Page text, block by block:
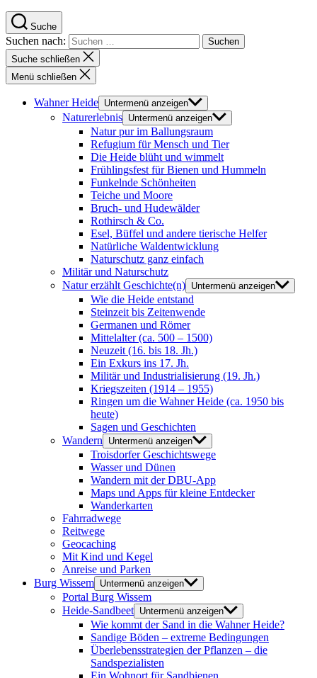
Suche
Suchen nach:
Suche schließen
Menü schließen
Wahner Heide Untermenü anzeigen
Naturerlebnis Untermenü anzeigen
Natur pur im Ballungsraum
Refugium für Mensch und Tier
Die Heide blüht und wimmelt
Frühlingsfest für Bienen und Hummeln
Funkelnde Schönheiten
Teiche und Moore
Bruch- und Hudewälder
Rothirsch & Co.
Esel, Büffel und andere tierische Helfer
Natürliche Waldentwicklung
Naturschutz ganz einfach
Militär und Naturschutz
Natur erzählt Geschichte(n) Untermenü anzeigen
Wie die Heide entstand
Steinzeit bis Zeitenwende
Germanen und Römer
Mittelalter (ca. 500 – 1500)
Neuzeit (16. bis 18. Jh.)
Ein Exkurs ins 17. Jh.
Militär und Industrialisierung (19. Jh.)
Kriegszeiten (1914 – 1955)
Ringen um die Wahner Heide (ca. 1950 bis
heute)
Sagen und Geschichten
Wandern
Untermenü anzeigen
Troisdorfer Geschichtswege
Wasser und Dünen
Wandern mit der DBU-App
Maps und Apps für kleine Entdecker
Wanderkarten
Fahrradwege
Reitwege
Geocaching
Mit Kind und Kegel
Anreise und Parken
Burg Wissem Untermenü anzeigen
Portal Burg Wissem
Heide-Sandbeet Untermenü anzeigen
Wie kommt der Sand in die Wahner Heide?
Sandige Böden – extreme Bedingungen
Überlebensstrategien der Pflanzen – die
Sandspezialisten
Ein Wohnort für Sandbienen